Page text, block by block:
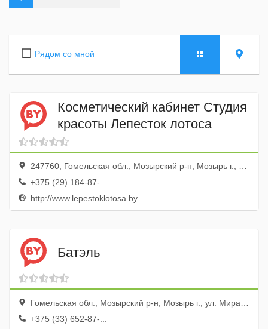
Рядом со мной
Косметический кабинет Студия
красоты Лепесток лотоса
247760, Гомельская обл., Мозырский р-н, Мозырь г., ул. Пролетарская, 37, оф. 3
+375 (29) 184-87-...
http://www.lepestoklotosa.by
Батэль
Гомельская обл., Мозырский р-н, Мозырь г., ул. Мира, 9, ТК Смак
+375 (33) 652-87-...